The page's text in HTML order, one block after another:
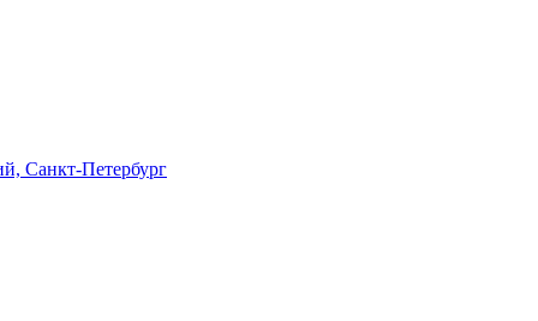
Санкт-Петербург